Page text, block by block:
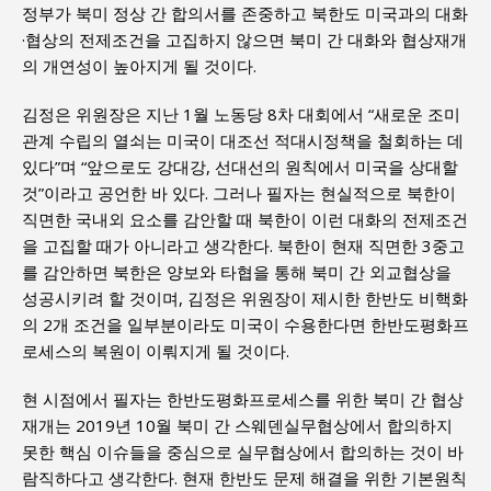
정부가 북미 정상 간 합의서를 존중하고 북한도 미국과의 대화
·협상의 전제조건을 고집하지 않으면 북미 간 대화와 협상재개
의 개연성이 높아지게 될 것이다.
김정은 위원장은 지난 1월 노동당 8차 대회에서 “새로운 조미
관계 수립의 열쇠는 미국이 대조선 적대시정책을 철회하는 데
있다”며 “앞으로도 강대강, 선대선의 원칙에서 미국을 상대할
것”이라고 공언한 바 있다. 그러나 필자는 현실적으로 북한이
직면한 국내외 요소를 감안할 때 북한이 이런 대화의 전제조건
을 고집할 때가 아니라고 생각한다. 북한이 현재 직면한 3중고
를 감안하면 북한은 양보와 타협을 통해 북미 간 외교협상을
성공시키려 할 것이며, 김정은 위원장이 제시한 한반도 비핵화
의 2개 조건을 일부분이라도 미국이 수용한다면 한반도평화프
로세스의 복원이 이뤄지게 될 것이다.
현 시점에서 필자는 한반도평화프로세스를 위한 북미 간 협상
재개는 2019년 10월 북미 간 스웨덴실무협상에서 합의하지
못한 핵심 이슈들을 중심으로 실무협상에서 합의하는 것이 바
람직하다고 생각한다. 현재 한반도 문제 해결을 위한 기본원칙